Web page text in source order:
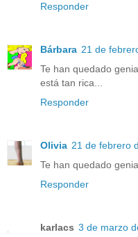
Responder
Bárbara 21 de
Te han quedado
está tan rica...
Responder
Olivia 21 de febrero
Te han quedado
Responder
karlacs 3 de marzo